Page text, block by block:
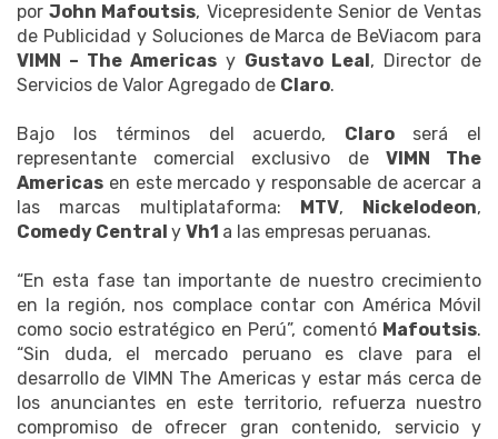
porJohn Mafoutsis, Vicepresidente Senior de Ventas
de Publicidad y Soluciones de Marca de BeViacom para
VIMN – The Americas y Gustavo Leal, Director de
Servicios de Valor Agregado de Claro.
Bajo los términos del acuerdo, Claro será el
representante comercial exclusivo de VIMN The
Americas en este mercado y responsable de acercar a
las marcas multiplataforma: MTV, Nickelodeon,
Comedy Central y Vh1 a las empresas peruanas.
“En esta fase tan importante de nuestro crecimiento
en la región, nos complace contar con América Móvil
como socio estratégico en Perú”, comentó Mafoutsis.
“Sin duda, el mercado peruano es clave para el
desarrollo de VIMN The Americas y estar más cerca de
los anunciantes en este territorio, refuerza nuestro
compromiso de ofrecer gran contenido, servicio y